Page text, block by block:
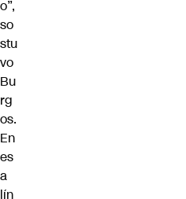
o”,
so
stu
vo
Bu
rg
os.
En
es
a
lín